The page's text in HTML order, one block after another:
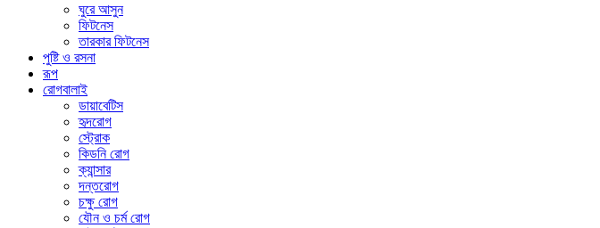
ঘুরে আসুন
ফিটনেস
তারকার ফিটনেস
পুষ্টি ও রসনা
রূপ
রোগবালাই
ডায়াবেটিস
হৃদরোগ
স্ট্রোক
কিডনি রোগ
ক্যান্সার
দন্তরোগ
চক্ষু রোগ
যৌন ও চর্ম রোগ